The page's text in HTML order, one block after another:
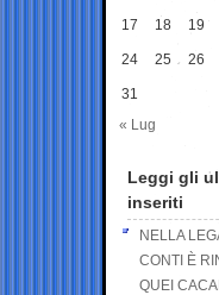
17 18 19
24 25 26
31
« Lug
Leggi gli
inseriti
NELLA
CONTI È
QUEI